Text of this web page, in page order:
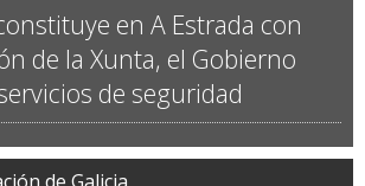
en A Estrada con
de la Xunta, el Gobierno
de seguridad